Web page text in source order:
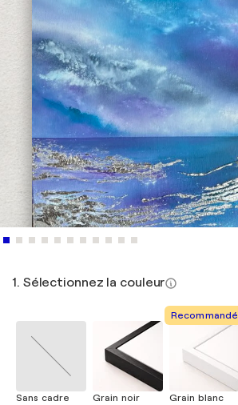
1. Sélectionnez la couleur
Sans cadre
Grain noir
Recommandé
Grain blanc